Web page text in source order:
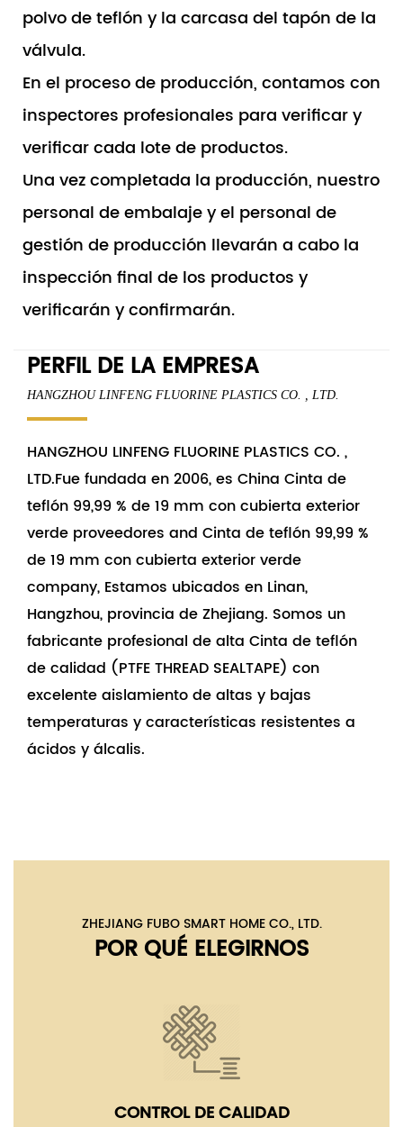
polvo de teflón y la carcasa del tapón de la
válvula.
En el proceso de producción, contamos con
inspectores profesionales para verificar y
verificar cada lote de productos.
Una vez completada la producción, nuestro
personal de embalaje y el personal de
gestión de producción llevarán a cabo la
inspección final de los productos y
verificarán y confirmarán.
PERFIL DE LA EMPRESA
HANGZHOU LINFENG FLUORINE PLASTICS CO. , LTD.
HANGZHOU LINFENG FLUORINE PLASTICS CO. ,
LTD.Fue fundada en 2006, es China Cinta de
teflón 99,99 % de 19 mm con cubierta exterior
verde proveedores and Cinta de teflón 99,99 %
de 19 mm con cubierta exterior verde
company, Estamos ubicados en Linan,
Hangzhou, provincia de Zhejiang. Somos un
fabricante profesional de alta Cinta de teflón
de calidad (PTFE THREAD SEALTAPE) con
excelente aislamiento de altas y bajas
temperaturas y características resistentes a
ácidos y álcalis.
ZHEJIANG FUBO SMART HOME CO., LTD.
POR QUÉ ELEGIRNOS
CONTROL DE CALIDAD